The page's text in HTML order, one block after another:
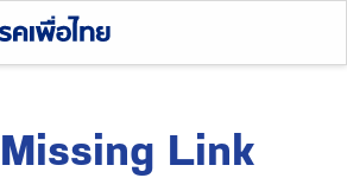
Missing Link